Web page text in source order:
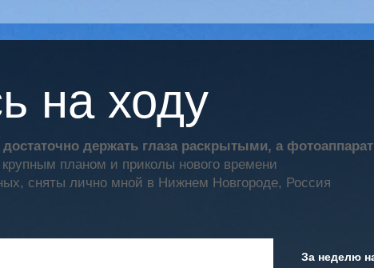
на ходу
держать глаза раскрытыми, а
планом и приколы нового времени
сняты лично мной в Нижнем Новгороде, Россия
За неделю